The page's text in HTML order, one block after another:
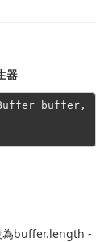
器
buffer,
為buffer.length -